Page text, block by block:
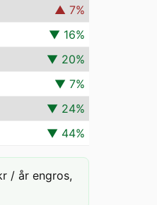
▲ 7%
▼ 16%
▼ 20%
▼ 7%
▼ 24%
▼ 44%
/ år engros,